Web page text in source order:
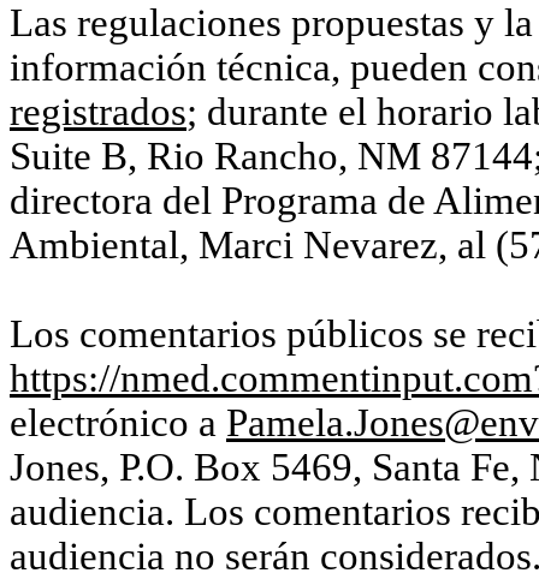
Las regulaciones propuestas y
información técnica, pueden
registrados; durante el horario
Suite B, Rio Rancho, NM
directora del Programa de
Ambiental, Marci Nevarez, al
Los comentarios públicos se
https://
electrónico a
Jones, P.O. Box 5469, Santa
audiencia. Los comentarios
audiencia no serán